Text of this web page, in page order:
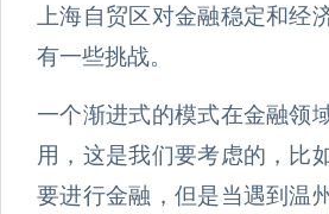
上海自贸区对金融稳定和经
有一些挑战。
一个渐进式的模式在金融领
用，这是我们要考虑的，比
要进行金融，但是当遇到温